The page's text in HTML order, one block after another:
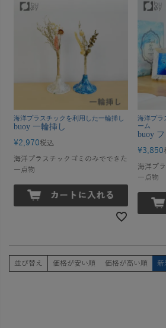
海洋プラスチックを利用した一輪挿し
buoy 一輪挿し
¥2,970税込
海洋プラスチックゴミのみでできた
一点物
海洋プラ
ーム
buoy
¥3,850
海洋プ
一点物
並び替え 価格が安い順 価格が高い順 新